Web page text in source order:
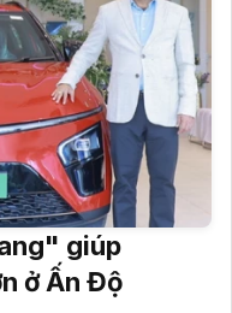
giúp
ở Ấn Độ